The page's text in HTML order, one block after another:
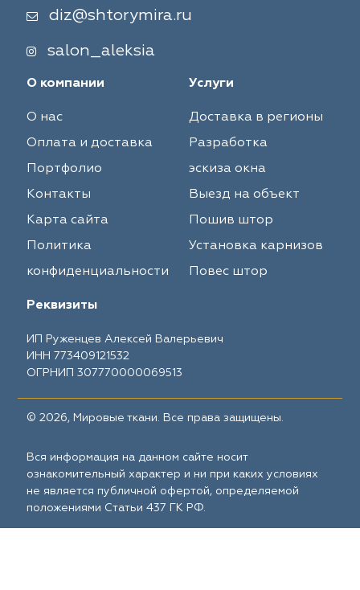
diz@shtorymira.ru
salon_aleksia
О компании
О нас
Оплата и доставка
Портфолио
Контакты
Карта сайта
Политика
конфиденциальности
Услуги
Доставка в регионы
Разработка
эскиза окна
Выезд на объект
Пошив штор
Установка карнизов
Повес штор
Реквизиты
ИП Руженцев Алексей Валерьевич
ИНН 773409121532
ОГРНИП 307770000069513
© 2026, Мировые ткани. Все права защищены.
Вся информация на данном сайте носит
ознакомительный характер и ни при каких условиях
не является публичной офертой, определяемой
положениями Статьи 437 ГК РФ.